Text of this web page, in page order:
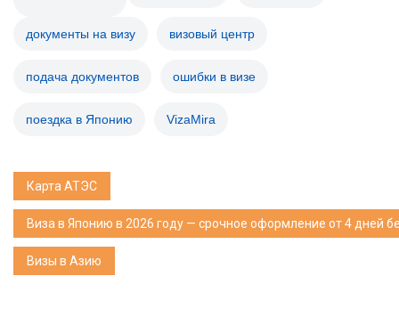
документы на визу визовый центр
подача документов ошибки в визе
поездка в Японию VizaMira
Карта АТЭС
Виза в Японию в 2026 году — срочное оформление от 4 дней
Визы в Азию